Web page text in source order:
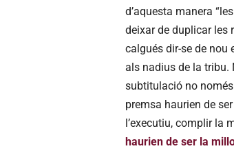
d’aquesta manera
deixar de duplicar les
calgués dir-se de nou
als nadius de la tribu.
subtitulació no
premsa haurien de
l’executiu, complir la
haurien de ser la